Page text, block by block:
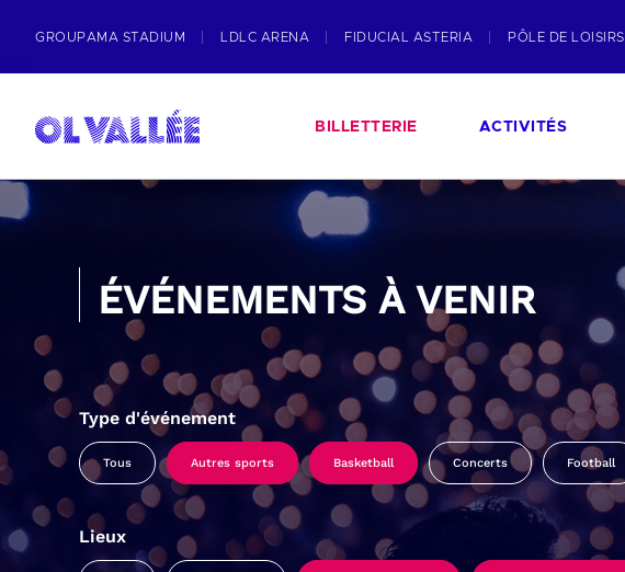
GROUPAMA STADIUM LDLC ARENA FIDUCIAL ASTERIA PÔLE DE LOISIRS
BILLETTERIE ACTIVITÉS
ÉVÉNEMENTS À VENIR
Type d'événement
Tous Autres sports Basketball Concerts Football
Lieux